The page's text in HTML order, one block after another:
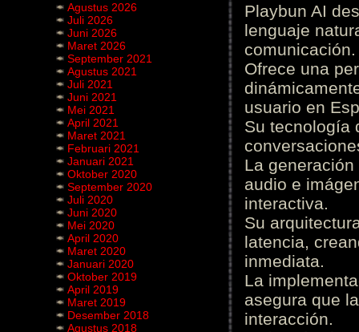
Agustus 2026
Juli 2026
Juni 2026
Maret 2026
September 2021
Agustus 2021
Juli 2021
Juni 2021
Mei 2021
April 2021
Maret 2021
Februari 2021
Januari 2021
Oktober 2020
September 2020
Juli 2020
Juni 2020
Mei 2020
April 2020
Maret 2020
Januari 2020
Oktober 2019
April 2019
Maret 2019
Desember 2018
Agustus 2018
Playbun AI
lenguaje
comunicación.
Ofrece una
usuario en
Su tecnología
La
audio e
interactiva.
Su
latencia,
inmediata.
La
asegura que
interacción.